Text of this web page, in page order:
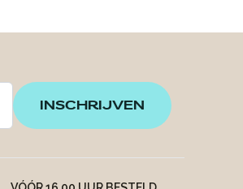
INSCHRIJVEN